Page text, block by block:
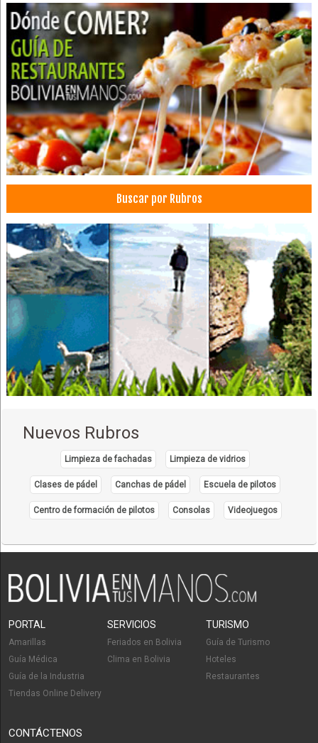
Rent a Car
Alquiler de Autos, Carros, Coches
Alquiler de vehículos
Automotores Alquiler
Salud Integral
Insumos odontológicos
Gigantografías
Imprentas
Implantología Dental
Ortodoncia
Administración, Asesores en
Médicos Reumatólogos
Buscar por Rubros
Nuevos Rubros
Limpieza de fachadas Limpieza de vidrios
Clases de pádel Canchas de pádel Escuela de pilotos
Centro de formación de pilotos Consolas Videojuegos
PORTAL
Amarillas
Guía Médica
Guía de la Industria
Tiendas Online Delivery
SERVICIOS
Feriados en Bolivia
Clima en Bolivia
TURISMO
Guía de Turismo
Hoteles
Restaurantes
CONTÁCTENOS